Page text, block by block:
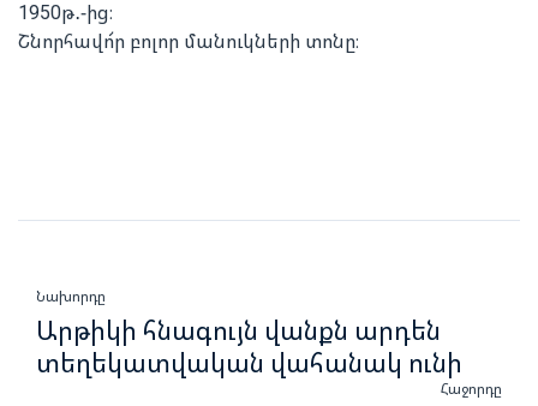
1950թ․-ից։
Շնորհավո՜ր բոլոր մանուկների տոնը։
Նախորդը
Արթիկի հնագույն վանքն արդեն
տեղեկատվական վահանակ ունի
Հաջորդը